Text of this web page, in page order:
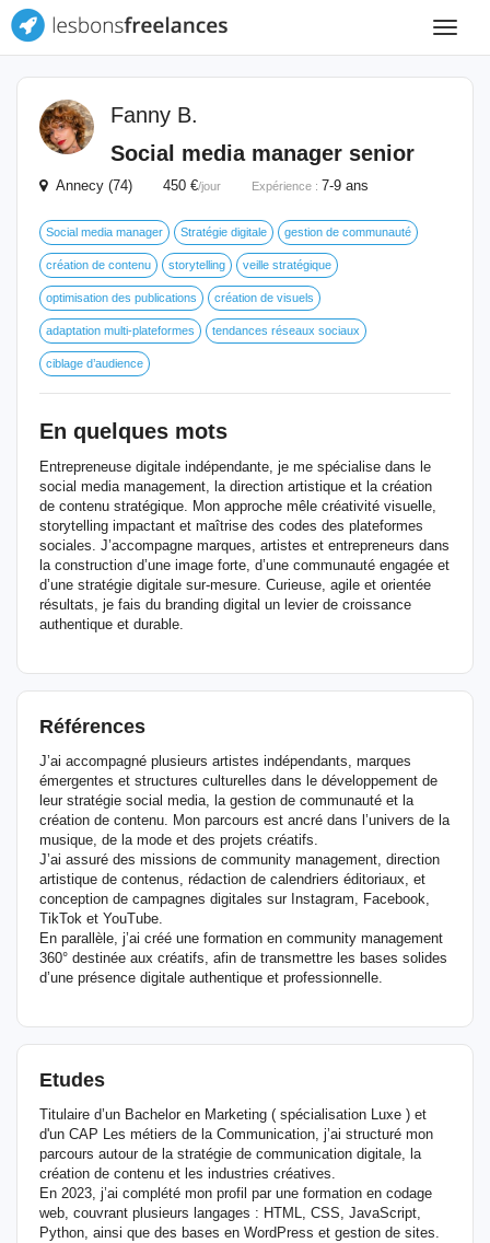
Toggle
Fanny B.
Social media manager senior
Annecy (74) 450 €/jour Expérience : 7-9 ans
Social media manager Stratégie digitale gestion de communauté
création de contenu storytelling veille stratégique
optimisation des publications création de visuels
adaptation multi-plateformes tendances réseaux sociaux
ciblage d’audience
En quelques mots
Entrepreneuse digitale indépendante, je me spécialise dans le
social media management, la direction artistique et la création
de contenu stratégique. Mon approche mêle créativité visuelle,
storytelling impactant et maîtrise des codes des plateformes
sociales. J’accompagne marques, artistes et entrepreneurs dans
la construction d’une image forte, d’une communauté engagée et
d’une stratégie digitale sur-mesure. Curieuse, agile et orientée
résultats, je fais du branding digital un levier de croissance
authentique et durable.
Références
J’ai accompagné plusieurs artistes indépendants, marques
émergentes et structures culturelles dans le développement de
leur stratégie social media, la gestion de communauté et la
création de contenu. Mon parcours est ancré dans l’univers de la
musique, de la mode et des projets créatifs.
J’ai assuré des missions de community management, direction
artistique de contenus, rédaction de calendriers éditoriaux, et
conception de campagnes digitales sur Instagram, Facebook,
TikTok et YouTube.
En parallèle, j’ai créé une formation en community management
360° destinée aux créatifs, afin de transmettre les bases solides
d’une présence digitale authentique et professionnelle.
Etudes
Titulaire d’un Bachelor en Marketing ( spécialisation Luxe ) et
d'un CAP Les métiers de la Communication, j’ai structuré mon
parcours autour de la stratégie de communication digitale, la
création de contenu et les industries créatives.
En 2023, j’ai complété mon profil par une formation en codage
web, couvrant plusieurs langages : HTML, CSS, JavaScript,
Python, ainsi que des bases en WordPress et gestion de sites.